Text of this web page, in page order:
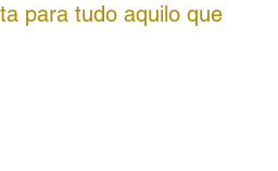
para tudo aquilo que